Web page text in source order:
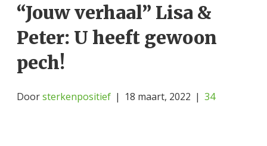
“Jouw verhaal” Lisa &
Peter: U heeft gewoon
pech!
Doorsterkenpositief | 18 maart, 2022 | 34